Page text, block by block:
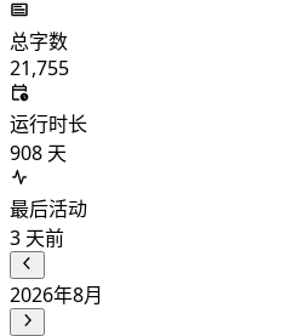
总字数
21,755
运行时长
908 天
最后活动
3 天前
2026年8月